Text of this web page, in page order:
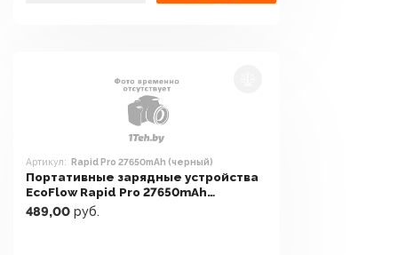
Артикул: Rapid Pro 27650mAh (черный)
Портативные зарядные устройства
EcoFlow Rapid Pro 27650mAh
(черный)
489,00 руб.